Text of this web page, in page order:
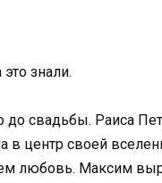
знали.
до свадьбы. Раиса
в центр своей
любовь. Максим